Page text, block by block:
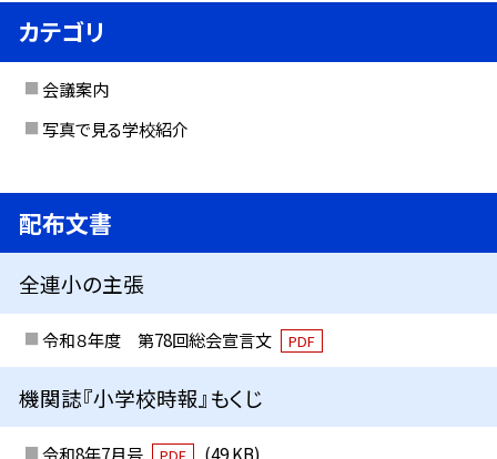
カテゴリ
会議案内
写真で見る学校紹介
配布文書
全連小の主張
令和８年度 第78回総会宣言文 PDF
機関誌『小学校時報』もくじ
令和8年7月号 (49 KB)